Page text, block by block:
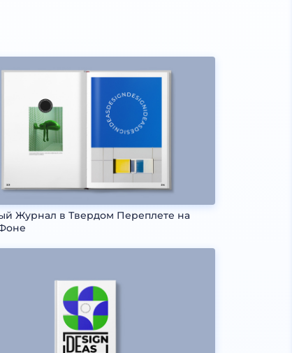
Журнал в Твердом Переплете на